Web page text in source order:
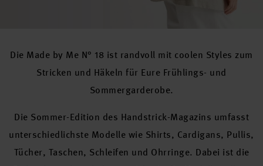
Die Made by Me N° 18 ist randvoll mit coolen Styles zum
Stricken und Häkeln für Eure Frühlings- und
Sommergarderobe.
Die Sommer-Edition des Handstrick-Magazins umfasst
unterschiedlichste Modelle wie Shirts, Cardigans, Pullis,
Tücher, Taschen, Schleifen und Ohrringe. Dabei ist die